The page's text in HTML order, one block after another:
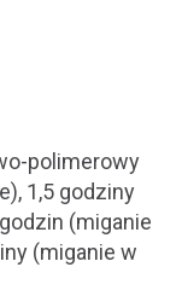
polimerowy
1,5 godziny
(miganie
(miganie w